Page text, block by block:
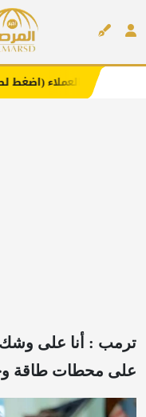
(اضغط لطلب الإعلان)
ترمب : أنا على وشك
على محطات طاقة